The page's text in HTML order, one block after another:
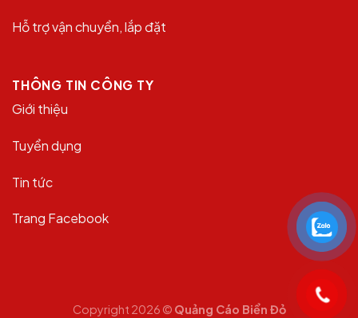
Hỗ trợ vận chuyển, lắp đặt
THÔNG TIN CÔNG TY
Giới thiệu
Tuyển dụng
Tin tức
Trang Facebook
Copyright 2026 © Quảng Cáo Biển Đỏ